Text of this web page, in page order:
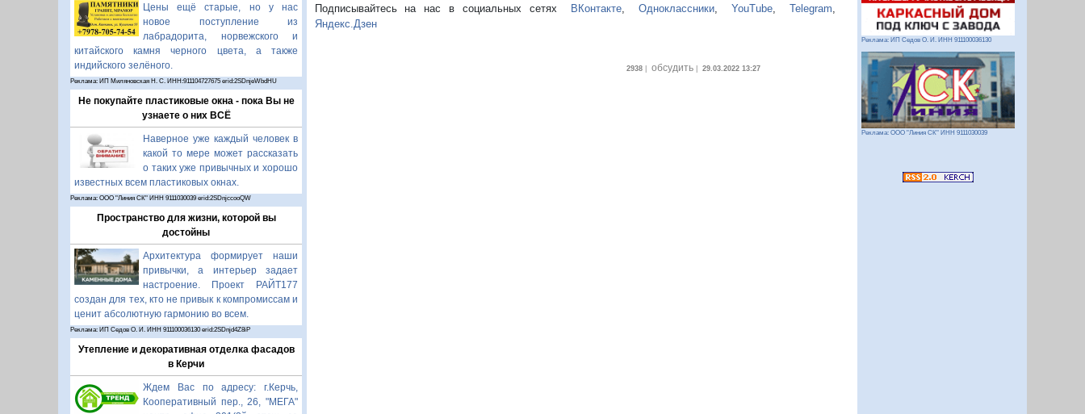
Цены ещё старые, но у нас
новое поступление из
лабрадорита, норвежского и
китайского камня черного цвета, а также
индийского зелёного.
Реклама: ИП Миляновская Н. С. ИНН:911104727675 erid:2SDnjeWbdHU
Не покупайте пластиковые окна - пока Вы не
узнаете о них ВСЁ
Наверное уже каждый человек в
какой то мере может рассказать
о таких уже привычных и хорошо
известных всем пластиковых окнах.
Реклама: ООО "Линия СК" ИНН 9111030039 erid:2SDnjccooQW
Пространство для жизни, которой вы
достойны
Архитектура формирует наши
привычки, а интерьер задает
настроение. Проект РАЙТ177
создан для тех, кто не привык к компромиссам и
ценит абсолютную гармонию во всем.
Реклама: ИП Седов О. И. ИНН 911100036130 erid:2SDnjd4Z8iP
Утепление и декоративная отделка фасадов
в Керчи
Ждем Вас по адресу: г.Керчь,
Кооперативный пер., 26, "МЕГА"
Подписывайтесь на нас в социальных сетях ВКонтакте Одноклассники ,YouTube ,Telegram
Яндекс.Дзен
2938| обсудить| 29.03.2022 13:27
Реклама: ИП Седов О. И. ИНН 911100036130
Реклама: ООО "Линия СК" ИНН 9111030039